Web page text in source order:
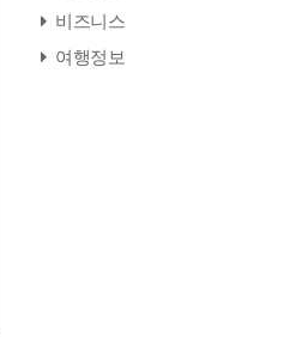
비즈니스
여행정보